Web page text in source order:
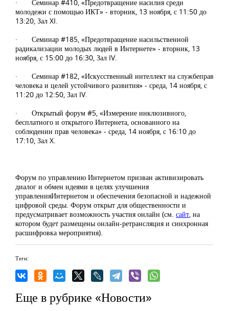
· Семинар #410, «Предотвращение насилия среди
молодежи с помощью ИКТ» - вторник, 13 ноября, с 11:50 до
13:20, Зал XI.
· Семинар #185, «Предотвращение насильственной
радикализации молодых людей в Интернете» - вторник, 13
ноября, с 15:00 до 16:30, Зал IV.
· Семинар #182, «Искусственный интеллект на службеправ
человека и целей устойчивого развития» - среда, 14 ноября, с
11:20 до 12:50, Зал IV.
· Открытый форум #5, «Измерение инклюзивного,
бесплатного и открытого Интернета, основанного на
соблюдении прав человека» - среда, 14 ноября, с 16:10 до
17:10, Зал X.
Форум по управлению Интернетом призван активизировать
диалог и обмен идеями в целях улучшения
управленияИнтернетом и обеспечения безопасной и надежной
цифровой среды. Форум открыт для общественности и
предусматривает возможность участия онлайн (см. сайт, на
котором будет размещены онлайн-ретрансляция и синхронная
расшифровка мероприятия).
Теги:
Еще в рубрике «Новости»